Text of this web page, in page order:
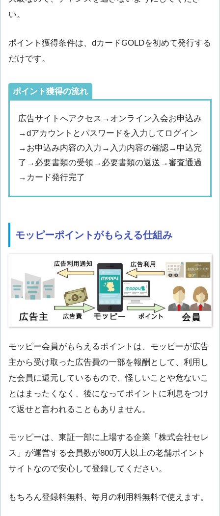
い。
ポイント獲得条件は、dカードGOLDを初めて発行する
だけです。
ポイント獲得の流れ
広告サイトへアクセス→オンライン入会お申込み
→dアカウントとパスワードを入力してログイン
→お申込み内容の入力→入力内容の確認→申込完
了→必要書類の受領→必要書類の返送→審査通過
→カード発行完了
モッピーポイントがもらえる仕組み
モッピー会員がもらえるポイントは、モッピーが広告
主から受け取った広告費の一部を報酬として、利用し
た会員に還元しているもので、怪しいことや危ないこ
とはまったくなく、後になってポイントに利息をつけ
て返せと言われることもありません。
モッピーは、東証一部に上場する企業「株式会社セレ
ス」が運営する会員数が800万人以上の老舗ポイント
サイトなので安心して登録してください。
もちろん登録料無料、毎月の利用料無料で使えます。